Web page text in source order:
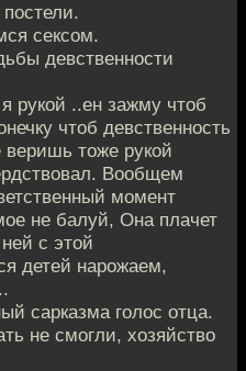
сексом.
девственности
рукой ..ен зажму чтоб
чтоб девственность
тоже рукой
Вообщем
момент
не балуй, Она плачет
с этой
детей нарожаем,
сарказма голос отца.
не смогли, хозяйство